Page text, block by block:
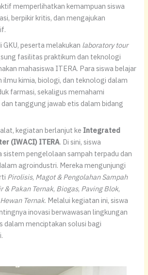
memperlihatkan kemampuan siswa
berpikir kritis, dan mengajukan
peserta melakukan laboratory tour
fasilitas praktikum dan teknologi
mahasiswa ITERA. Para siswa belajar
ilmu kimia, biologi, dan teknologi dalam
farmasi, sekaligus memahami
tanggung jawab etis dalam bidang
kegiatan berlanjut ke Integrated
(IWACI) ITERA. Di sini, siswa
sistem pengelolaan sampah terpadu dan
agroindustri. Mereka mengunjungi
Pirolisis, Magot & Pengolahan Sampah
& Pakan Ternak, Biogas, Paving Blok,
Ternak. Melalui kegiatan ini, siswa
inovasi berwawasan lingkungan
dalam menciptakan solusi bagi